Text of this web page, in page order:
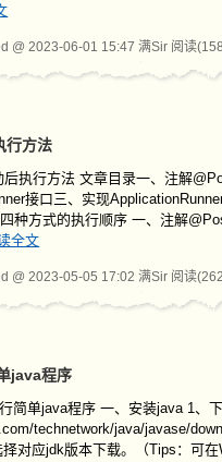
@ 2023-06-01 15:47 满Sir 阅读
行方法
执行方法 文章目录一、注解
接口三、实现
种方式的执行顺序 一、注解
全文
@ 2023-05-05 17:02 满Sir 阅读
java程序
简单java程序 一、安装java 1、
technetwork/java/javase/
对应jdk版本下载。（Tips：可在